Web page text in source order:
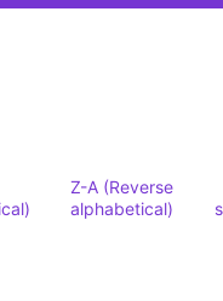
Z-A (Reverse
alphabetical)